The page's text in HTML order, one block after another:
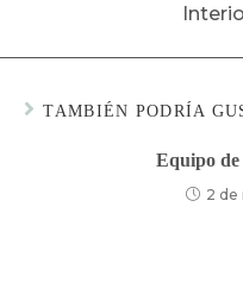
TAMBIÉN PODRÍA
Equipo de
2 de